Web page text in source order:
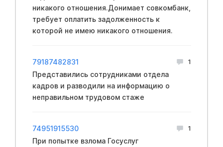
никакого отношения.Донимает совкомбанк,
требует оплатить задолженность к
которой не имею никакого отношения.
79187482831 1
Представились сотрудниками отдела
кадров и разводили на информацию о
неправильном трудовом стаже
74951915530 1
При попытке взлома Госуслуг